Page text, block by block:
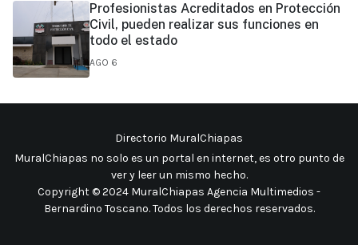
Profesionistas Acreditados en Protección
Civil, pueden realizar sus funciones en
todo el estado
AGO 6
Directorio MuralChiapas
MuralChiapas no solo es un portal en internet, es otro punto de
ver y leer un mismo hecho.
Copyright © 2024 MuralChiapas Agencia Multimedios -
Bernardino Toscano. Todos los derechos reservados.